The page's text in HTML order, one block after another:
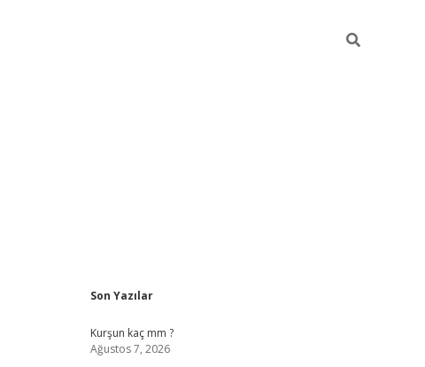
Sidebar
Son Yazılar
Kurşun kaç mm ?
Ağustos 7, 2026